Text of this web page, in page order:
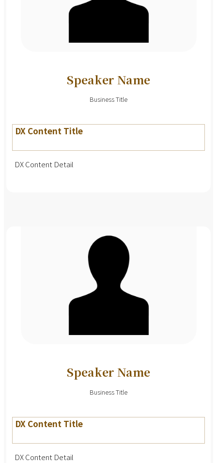
Speaker Name
Business Title
DX Content Title
DX Content Detail
Speaker Name
Business Title
DX Content Title
DX Content Detail